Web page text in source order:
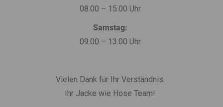
08.00 – 15.00 Uhr
Samstag:
09.00 – 13.00 Uhr
Vielen Dank für Ihr Verständnis.
Ihr Jacke wie Hose Team!